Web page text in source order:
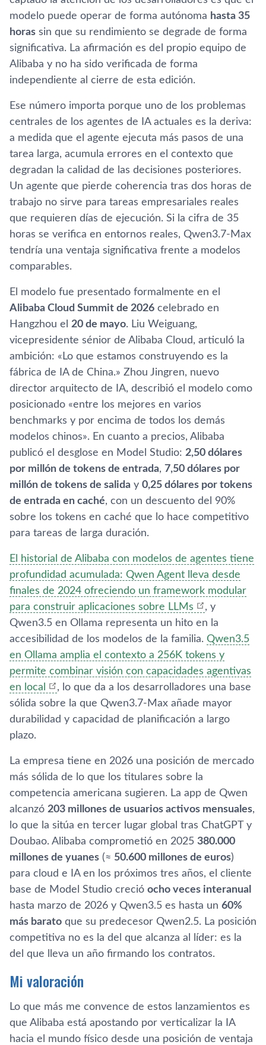
modelo puede operar de forma autónoma hasta 35
horas sin que su rendimiento se degrade de forma
significativa. La afirmación es del propio equipo de
Alibaba y no ha sido verificada de forma
independiente al cierre de esta edición.
Ese número importa porque uno de los problemas
centrales de los agentes de IA actuales es la deriva:
a medida que el agente ejecuta más pasos de una
tarea larga, acumula errores en el contexto que
degradan la calidad de las decisiones posteriores.
Un agente que pierde coherencia tras dos horas de
trabajo no sirve para tareas empresariales reales
que requieren días de ejecución. Si la cifra de 35
horas se verifica en entornos reales, Qwen3.7-Max
tendría una ventaja significativa frente a modelos
comparables.
El modelo fue presentado formalmente en el
Alibaba Cloud Summit de 2026 celebrado en
Hangzhou el 20 de mayo. Liu Weiguang,
vicepresidente sénior de Alibaba Cloud, articuló la
ambición: «Lo que estamos construyendo es la
fábrica de IA de China.» Zhou Jingren, nuevo
director arquitecto de IA, describió el modelo como
posicionado «entre los mejores en varios
benchmarks y por encima de todos los demás
modelos chinos». En cuanto a precios, Alibaba
publicó el desglose en Model Studio: 2,50 dólares
por millón de tokens de entrada, 7,50 dólares por
millón de tokens de salida y 0,25 dólares por tokens
de entrada en caché, con un descuento del 90%
sobre los tokens en caché que lo hace competitivo
para tareas de larga duración.
El historial de Alibaba con modelos de agentes tiene
profundidad acumulada: Qwen Agent lleva desde
finales de 2024 ofreciendo un framework modular
para construir aplicaciones sobre LLMs
, y
Qwen3.5 en Ollama representa un hito en la
accesibilidad de los modelos de la familia. Qwen3.5
en Ollama amplia el contexto a 256K tokens y
permite combinar visión con capacidades agentivas
en local
, lo que da a los desarrolladores una base
sólida sobre la que Qwen3.7-Max añade mayor
durabilidad y capacidad de planificación a largo
plazo.
La empresa tiene en 2026 una posición de mercado
más sólida de lo que los titulares sobre la
competencia americana sugieren. La app de Qwen
alcanzó 203 millones de usuarios activos mensuales,
lo que la sitúa en tercer lugar global tras ChatGPT y
Doubao. Alibaba comprometió en 2025 380.000
millones de yuanes (≈ 50.600 millones de euros)
para cloud e IA en los próximos tres años, el cliente
base de Model Studio creció ocho veces interanual
hasta marzo de 2026 y Qwen3.5 es hasta un 60%
más barato que su predecesor Qwen2.5. La posición
competitiva no es la del que alcanza al líder: es la
del que lleva un año firmando los contratos.
Mi valoración
Lo que más me convence de estos lanzamientos es
que Alibaba está apostando por verticalizar la IA
hacia el mundo físico desde una posición de ventaja